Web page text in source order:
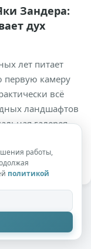
Зандера:
дух
лет питает
первую камеру
всё
ландшафтов
галерея
самых разных
работы,
политикой